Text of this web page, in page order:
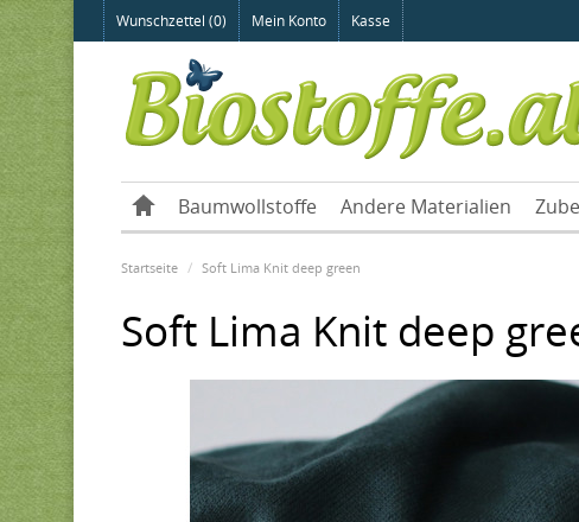
Wunschzettel (0) Mein Konto Kasse
Baumwollstoffe Andere Materialien
Startseite Soft Lima Knit deep green
Soft Lima Knit deep